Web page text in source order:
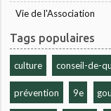
Vie de l'Association
Tags populaires
culture conseil-de-
prévention 9e